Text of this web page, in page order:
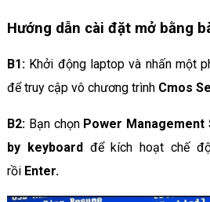
Hướng dẫn cài đặt mở bằng
B1:Khởi động laptop và nhấn một
để truy cập vô chương trình Cmos
B2:Bạn chọn Power Management
by keyboardđể kích hoạt chế
rồi Enter.